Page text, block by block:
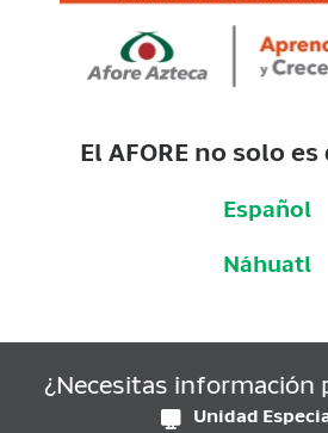
El AFORE no solo
Español
Náhuatl
¿Necesitas información
Unidad